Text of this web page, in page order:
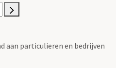
aan particulieren en bedrijven